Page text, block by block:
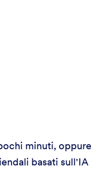
minuti, oppure
basati sull'IA